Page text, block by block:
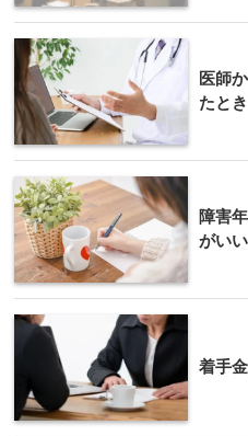
医師
たとき
障害
がい
着手